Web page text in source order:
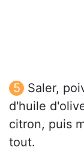
Saler,
d'huile
citron, puis
tout.